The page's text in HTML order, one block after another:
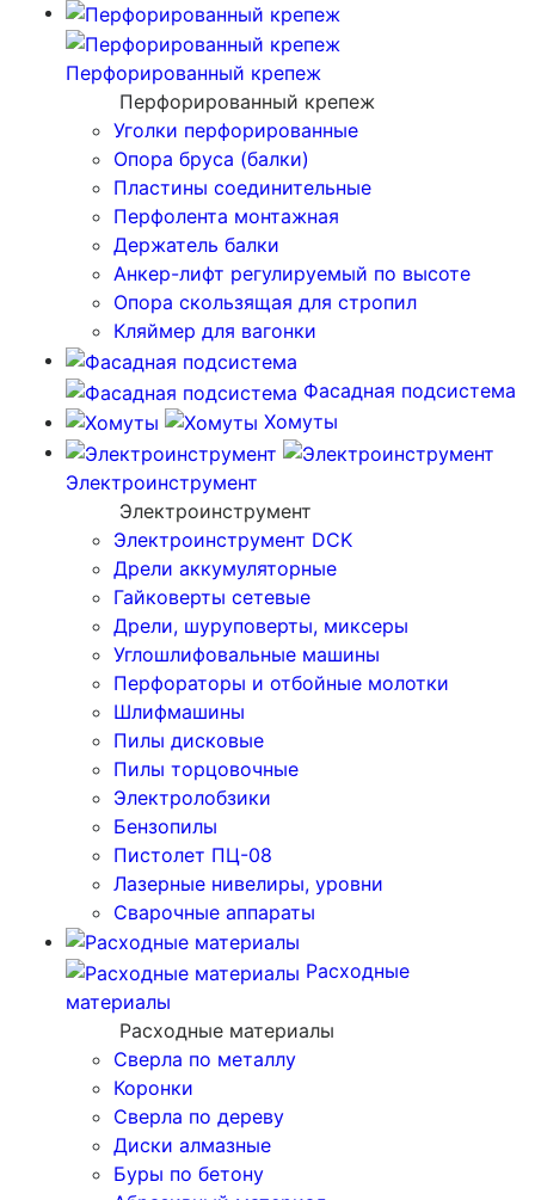
Перфорированный крепеж
Перфорированный крепеж
Уголки перфорированные
Опора бруса (балки)
Пластины соединительные
Перфолента монтажная
Держатель балки
Анкер-лифт регулируемый по высоте
Опора скользящая для стропил
Кляймер для вагонки
Фасадная подсистема
Хомуты
Электроинструмент
Электроинструмент
Электроинструмент DCK
Дрели аккумуляторные
Гайковерты сетевые
Дрели, шуруповерты, миксеры
Углошлифовальные машины
Перфораторы и отбойные молотки
Шлифмашины
Пилы дисковые
Пилы торцовочные
Электролобзики
Бензопилы
Пистолет ПЦ-08
Лазерные нивелиры, уровни
Сварочные аппараты
Расходные
материалы
Расходные материалы
Сверла по металлу
Коронки
Сверла по дереву
Диски алмазные
Буры по бетону